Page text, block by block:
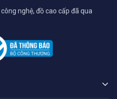
nghệ, đồ cao cấp đã qua